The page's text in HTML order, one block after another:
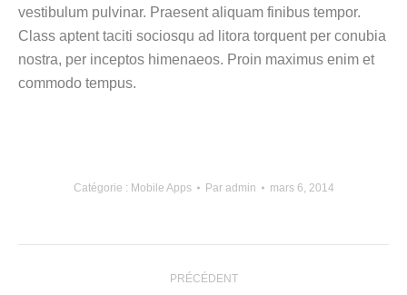
vestibulum pulvinar. Praesent aliquam finibus tempor.
Class aptent taciti sociosqu ad litora torquent per conubia
nostra, per inceptos himenaeos. Proin maximus enim et
commodo tempus.
Catégorie : Mobile Apps Par admin mars 6, 2014
PRÉCÉDENT